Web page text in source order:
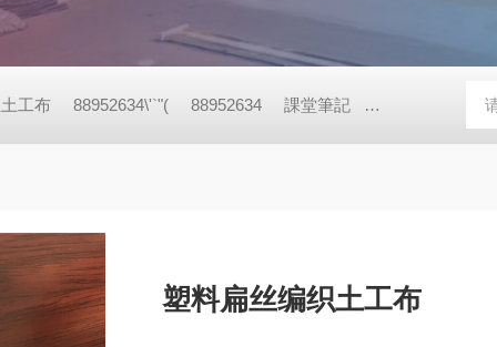
工布 88952634\'`"( 88952634 課堂筆記 88952634\'+\'
塑料扁丝编织土工布